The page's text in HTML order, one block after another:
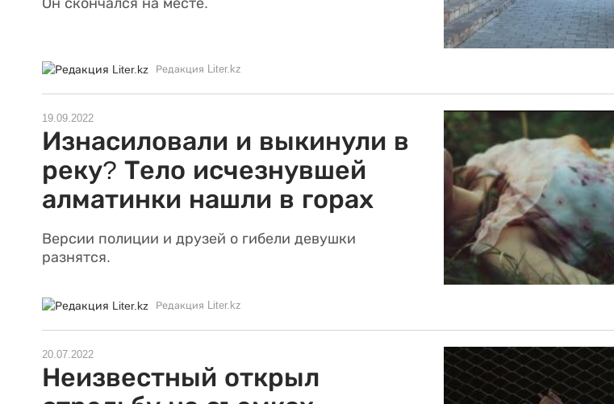
Редакция Liter.kz
19.09.2022
Изнасиловали и выкинули в
реку? Тело исчезнувшей
алматинки нашли в горах
Версии полиции и друзей о гибели девушки
разнятся.
Редакция Liter.kz
20.07.2022
Неизвестный открыл